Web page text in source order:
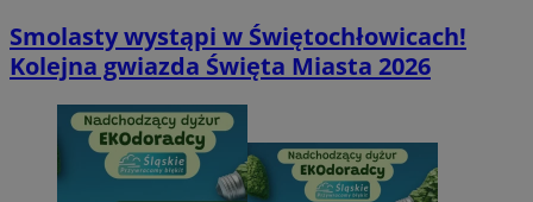
Smolasty wystąpi w Świętochłowicach!
Kolejna gwiazda Święta Miasta 2026